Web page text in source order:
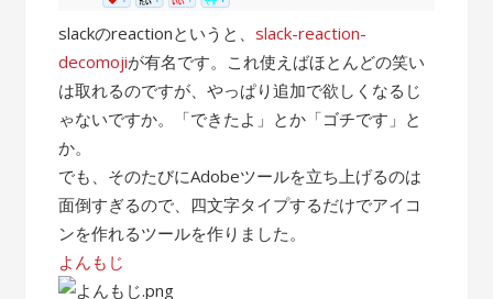
slackのreactionというと、slack-reaction-
decomojiが有名です。これ使えばほとんどの笑い
は取れるのですが、やっぱり追加で欲しくなるじ
ゃないですか。「できたよ」とか「ゴチです」と
か。
でも、そのたびにAdobeツールを立ち上げるのは
面倒すぎるので、四文字タイプするだけでアイコ
ンを作れるツールを作りました。
よんもじ